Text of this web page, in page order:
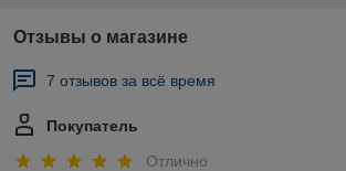
Отзывы о магазине
7 отзывов за всё время
Покупатель
Отлично